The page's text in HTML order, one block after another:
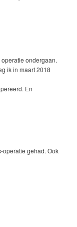
ondergaan.
ik in maart 2018
En
operatie gehad. Ook